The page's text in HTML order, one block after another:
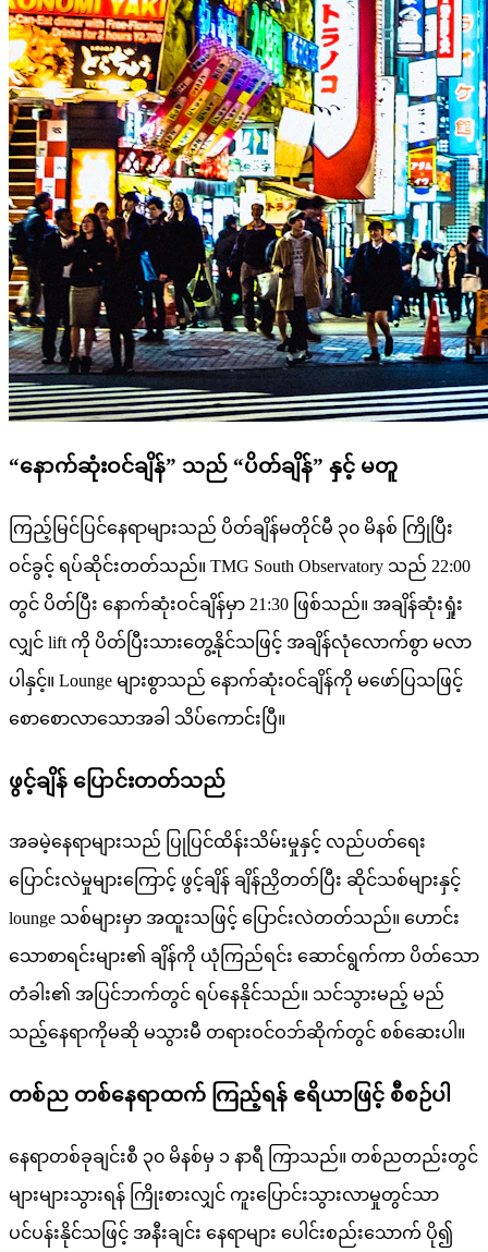
“နောက်ဆုံးဝင်ချိန်” သည် “ပိတ်ချိန်” နှင့် မတူ
ကြည့်မြင်ပြင်နေရာများသည် ပိတ်ချိန်မတိုင်မီ ၃၀ မိနစ် ကြိုပြီး
ဝင်ခွင့် ရပ်ဆိုင်းတတ်သည်။ TMG South Observatory သည် 22:00
တွင် ပိတ်ပြီး နောက်ဆုံးဝင်ချိန်မှာ 21:30 ဖြစ်သည်။ အချိန်ဆုံးရှုံး
လျှင် lift ကို ပိတ်ပြီးသားတွေ့နိုင်သဖြင့် အချိန်လုံလောက်စွာ မလာ
ပါနှင့်။ Lounge များစွာသည် နောက်ဆုံးဝင်ချိန်ကို မဖော်ပြသဖြင့်
စောစောလာသောအခါ သိပ်ကောင်းပြီ။
ဖွင့်ချိန် ပြောင်းတတ်သည်
အခမဲ့နေရာများသည် ပြုပြင်ထိန်းသိမ်းမှုနှင့် လည်ပတ်ရေး
ပြောင်းလဲမှုများကြောင့် ဖွင့်ချိန် ချိန်ညှိတတ်ပြီး ဆိုင်သစ်များနှင့်
lounge သစ်များမှာ အထူးသဖြင့် ပြောင်းလဲတတ်သည်။ ဟောင်း
သောစာရင်းများ၏ ချိန်ကို ယုံကြည်ရင်း ဆောင်ရွက်ကာ ပိတ်သော
တံခါး၏ အပြင်ဘက်တွင် ရပ်နေနိုင်သည်။ သင်သွားမည့် မည်
သည့်နေရာကိုမဆို မသွားမီ တရားဝင်ဝဘ်ဆိုက်တွင် စစ်ဆေးပါ။
တစ်ည တစ်နေရာထက် ကြည့်ရန် ဧရိယာဖြင့် စီစဉ်ပါ
နေရာတစ်ခုချင်းစီ ၃၀ မိနစ်မှ ၁ နာရီ ကြာသည်။ တစ်ညတည်းတွင်
များများသွားရန် ကြိုးစားလျှင် ကူးပြောင်းသွားလာမှုတွင်သာ
ပင်ပန်းနိုင်သဖြင့် အနီးချင်း နေရာများ ပေါင်းစည်းသောက် ပို၍